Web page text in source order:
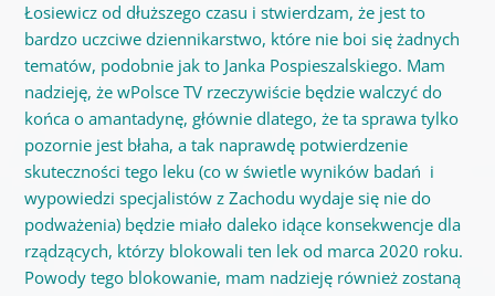
Łosiewicz od dłuższego czasu i stwierdzam, że jest to
bardzo uczciwe dziennikarstwo, które nie boi się żadnych
tematów, podobnie jak to Janka Pospieszalskiego. Mam
nadzieję, że wPolsce TV rzeczywiście będzie walczyć do
końca o amantadynę, głównie dlatego, że ta sprawa tylko
pozornie jest błaha, a tak naprawdę potwierdzenie
skuteczności tego leku (co w świetle wyników badań i
wypowiedzi specjalistów z Zachodu wydaje się nie do
podważenia) będzie miało daleko idące konsekwencje dla
rządzących, którzy blokowali ten lek od marca 2020 roku.
Powody tego blokowanie, mam nadzieję również zostaną